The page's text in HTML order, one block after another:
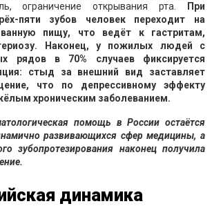
ограничение открывания рта.
При
пяти зубов человек переходит на
пищу, что ведёт к гастритам,
Наконец, у пожилых людей с
рядов в 70% случаев фиксируется
стыд за внешний вид заставляет
что по депрессивному эффекту
хроническим заболеванием.
помощь в России остаётся
развивающихся сфер медицины, а
зубопротезирования наконец получила
динамика